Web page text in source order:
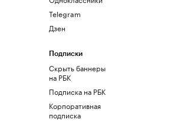
Telegram
Дзен
Подписки
Скрыть баннеры
на РБК
Подписка на РБК
Корпоративная
подписка